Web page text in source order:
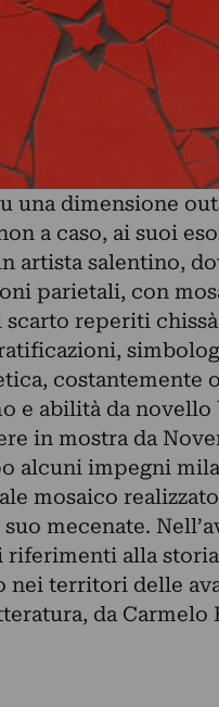
una dimensione
a caso, ai suoi
artista salentino,
parietali, con
reperiti
e abilità da
in mostra da
alcuni impegni
mosaico
mecenate.
riferimenti alla
nei territori delle
da Carmelo